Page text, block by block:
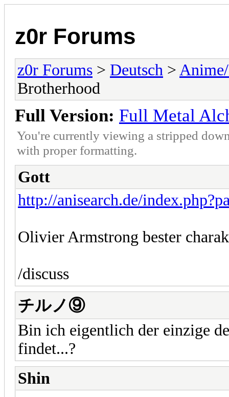
z0r Forums
z0r Forums > Deutsch >
Brotherhood
Full Version: Full Metal
You're currently viewing a stripped
with proper formatting.
Gott
http://anisearch.de/
Olivier Armstrong bester
/discuss
チルノ⑨
Bin ich eigentlich der einzige
findet...?
Shin